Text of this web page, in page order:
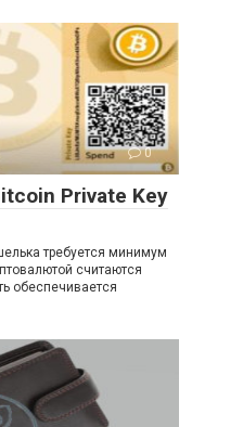
0
Private Key
требуется минимум
считаются
обеспечивается